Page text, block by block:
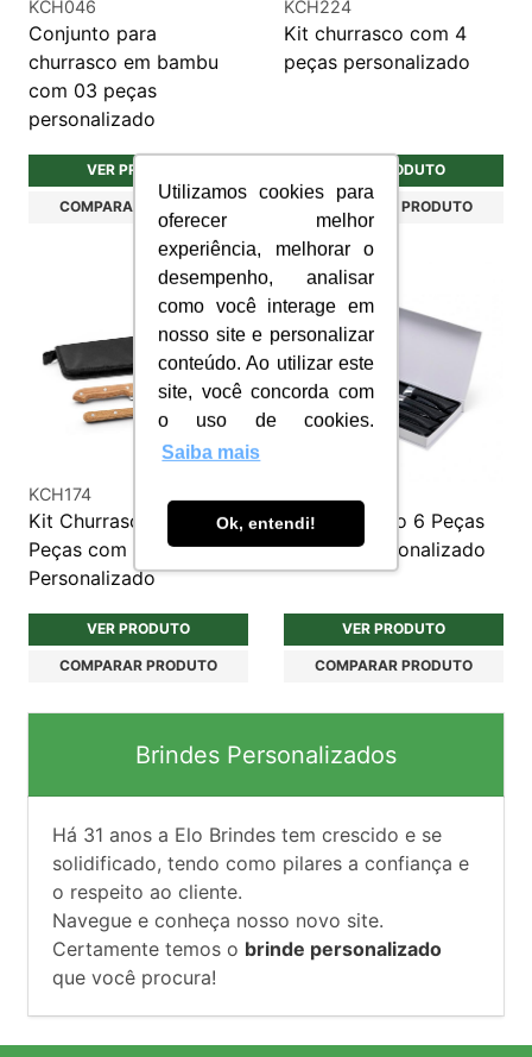
Utilizamos cookies para
oferecer melhor
experiência, melhorar o
desempenho, analisar
como você interage em
nosso site e personalizar
conteúdo. Ao utilizar este
site, você concorda com
o uso de cookies.
Saiba mais
Ok, entendi!
KCH046
Conjunto para
churrasco em bambu
com 03 peças
personalizado
VER PRODUTO
COMPARAR PRODUTO
KCH224
Kit churrasco com 4
peças personalizado
VER PRODUTO
COMPARAR PRODUTO
KCH174
Kit Churrasco com 02
Peças com Estojo 210D
Personalizado
VER PRODUTO
COMPARAR PRODUTO
Kit Churrasco 6 Peças
em Aço Personalizado
VER PRODUTO
COMPARAR PRODUTO
Brindes Personalizados
Há 31 anos a Elo Brindes tem crescido e se
solidificado, tendo como pilares a confiança e
o respeito ao cliente.
Navegue e conheça nosso novo site.
Certamente temos o brinde personalizado
que você procura!